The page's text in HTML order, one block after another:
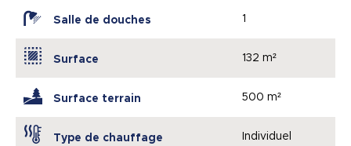
Salle de douches 1
Surface 132 m²
Surface terrain 500 m²
Type de chauffage Individuel